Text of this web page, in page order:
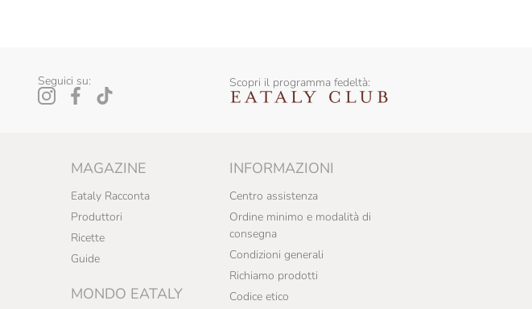
Seguici su: Scopri il programma fedeltà:
MAGAZINE
Eataly Racconta
Produttori
Ricette
Guide
MONDO EATALY
INFORMAZIONI
Centro assistenza
Ordine minimo e modalità di
consegna
Condizioni generali
Richiamo prodotti
Codice etico